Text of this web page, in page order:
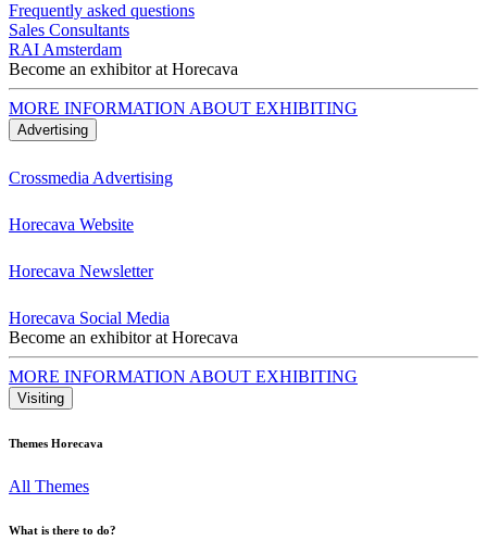
Frequently asked questions
Sales Consultants
RAI Amsterdam
Become an exhibitor at Horecava
MORE INFORMATION ABOUT EXHIBITING
Advertising
Crossmedia Advertising
Horecava Website
Horecava Newsletter
Horecava Social Media
Become an exhibitor at Horecava
MORE INFORMATION ABOUT EXHIBITING
Visiting
Themes Horecava
All Themes
What is there to do?